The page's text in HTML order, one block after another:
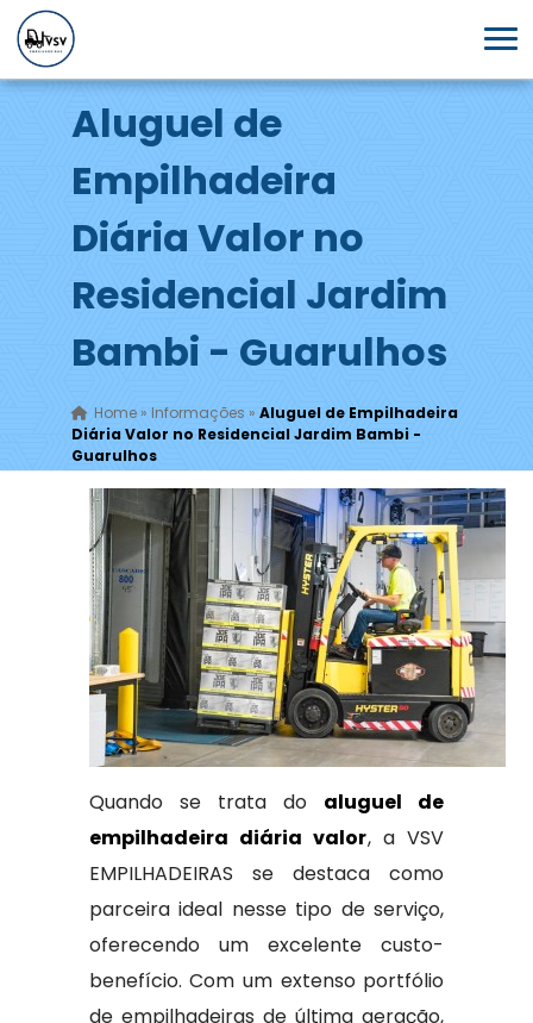
Aluguel de
Empilhadeira
Diária Valor no
Residencial Jardim
Bambi - Guarulhos
Home» Informações » Aluguel de Empilhadeira
Diária Valor no Residencial Jardim Bambi -
Guarulhos
Quando se trata do aluguel de
empilhadeira diária valor, a VSV
EMPILHADEIRAS se destaca como
parceira ideal nesse tipo de serviço,
oferecendo um excelente custo-
benefício. Com um extenso portfólio
de empilhadeiras de última geração,